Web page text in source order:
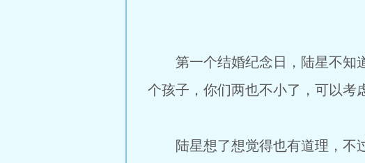
第一个结婚纪念日，陆星不知道
个孩子，你们两也不小了，可以考
陆星想了想觉得也有道理，不过